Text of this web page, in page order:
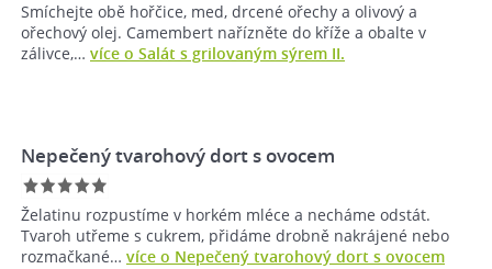
Smíchejte obě hořčice, med, drcené ořechy a olivový a
ořechový olej. Camembert nařízněte do kříže a obalte v
zálivce,… více o Salát s grilovaným sýrem II.
Nepečený tvarohový dort s ovocem
Želatinu rozpustíme v horkém mléce a necháme odstát.
Tvaroh utřeme s cukrem, přidáme drobně nakrájené nebo
rozmačkané… více o Nepečený tvarohový dort s ovocem